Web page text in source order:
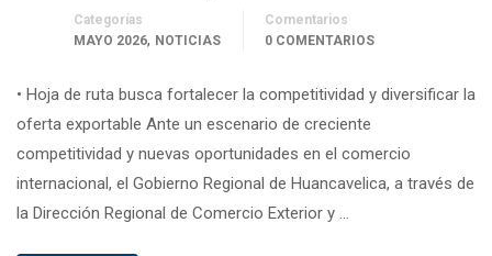
Categorías
MAYO 2026, NOTICIAS
Comentarios
0 COMENTARIOS
• Hoja de ruta busca fortalecer la competitividad y diversificar la
oferta exportable Ante un escenario de creciente
competitividad y nuevas oportunidades en el comercio
internacional, el Gobierno Regional de Huancavelica, a través de
la Dirección Regional de Comercio Exterior y …